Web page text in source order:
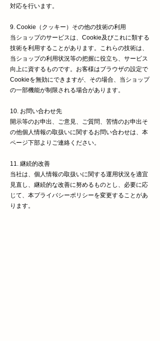
対応を行います。
9. Cookie（クッキー）その他の技術の利用
当ショップのサービスは、Cookie及びこれに類する
技術を利用することがあります。これらの技術は、
当ショップの利用状況等の把握に役立ち、サービス
向上に資するものです。お客様はブラウザの設定で
Cookieを無効にできますが、その場合、当ショップ
の一部機能が制限される場合があります。
10. お問い合わせ先
開示等のお申出、ご意見、ご質問、苦情のお申出そ
の他個人情報の取扱いに関するお問い合わせは、本
ページ下部よりご連絡ください。
11. 継続的改善
当社は、個人情報の取扱いに関する運用状況を適宜
見直し、継続的な改善に努めるものとし、必要に応
じて、本プライバシーポリシーを変更することがあ
ります。